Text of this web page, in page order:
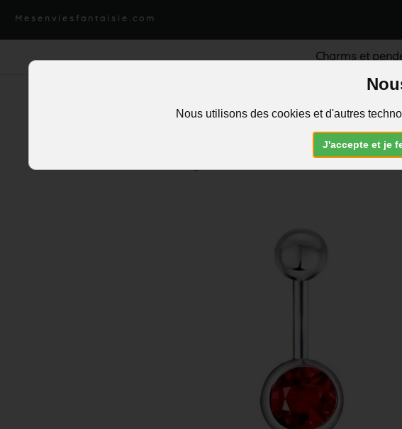
Nous utilisons des cookies et d'autres
J'accepte et je
Mesenviesfantaisie.com
Charms et